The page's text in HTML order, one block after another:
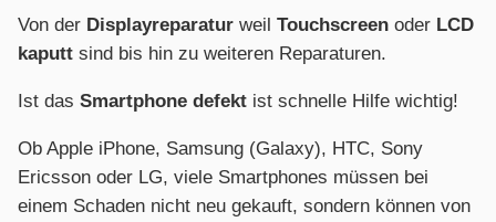
Von der Displayreparatur weil Touchscreen oder LCD
kaputt sind bis hin zu weiteren Reparaturen.
Ist das Smartphone defekt ist schnelle Hilfe wichtig!
Ob Apple iPhone, Samsung (Galaxy), HTC, Sony
Ericsson oder LG, viele Smartphones müssen bei
einem Schaden nicht neu gekauft, sondern können von